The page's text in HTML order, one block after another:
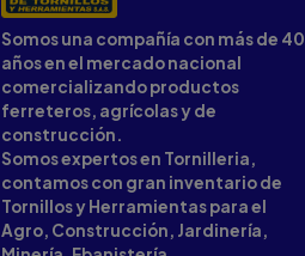
Somos una compañía con más de 40
años en el mercado nacional
comercializando productos
ferreteros, agrícolas y de
construcción.
Somos expertos en Tornilleria,
contamos con gran inventario de
Tornillos y Herramientas para el
Agro, Construcción, Jardinería,